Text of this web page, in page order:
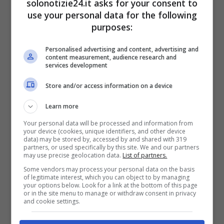
Il successo della serie ha determinato anche
quello della carriera artistica di
abbiamo ritrovato anche nei panni diCarlo
Pentecoste, scrittore e professore
universitario che affronterà una
profondissima crisi con la moglie Margherita,
interpretata da Lucrezia Guidone, nella serie
Fedeltà prodotta da Netflix.
solonotizie24.it asks for your consent to
use your personal data for the following
purposes:
Personalised advertising and content, advertising and
content measurement, audience research and
services development
Store and/or access information on a device
Learn more
Your personal data will be processed and information from
your device (cookies, unique identifiers, and other device
data) may be stored by, accessed by and shared with 319
partners, or used specifically by this site. We and our partners
may use precise geolocation data. List of partners.
Some vendors may process your personal data on the basis
of legitimate interest, which you can object to by managing
your options below. Look for a link at the bottom of this page
or in the site menu to manage or withdraw consent in privacy
and cookie settings.